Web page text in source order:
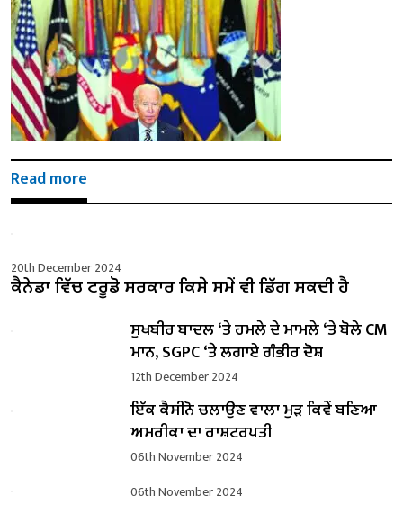
Read more
20th December 2024
ਕੈਨੇਡਾ ਵਿੱਚ ਟਰੂਡੋ ਸਰਕਾਰ ਕਿਸੇ ਸਮੇਂ ਵੀ ਡਿੱਗ ਸਕਦੀ ਹੈ
ਸੁਖਬੀਰ ਬਾਦਲ ‘ਤੇ ਹਮਲੇ ਦੇ ਮਾਮਲੇ ‘ਤੇ ਬੋਲੇ ​​CM
ਮਾਨ, SGPC ‘ਤੇ ਲਗਾਏ ਗੰਭੀਰ ਦੋਸ਼
12th December 2024
ਇੱਕ ਕੈਸੀਨੋ ਚਲਾਉਣ ਵਾਲਾ ਮੁੜ ਕਿਵੇਂ ਬਣਿਆ
ਅਮਰੀਕਾ ਦਾ ਰਾਸ਼ਟਰਪਤੀ
06th November 2024
06th November 2024